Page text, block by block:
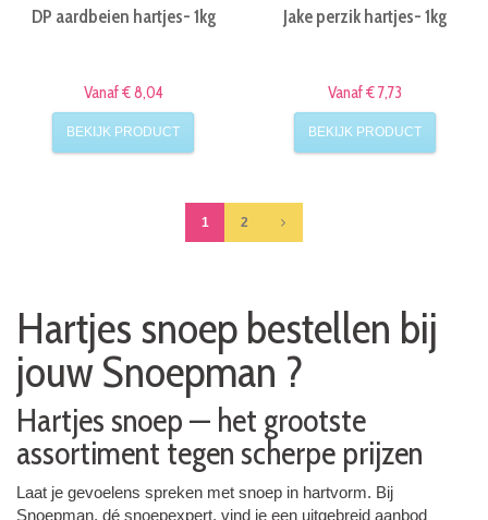
DP aardbeien hartjes- 1kg
Vanaf € 8,04
BEKIJK PRODUCT
Jake perzik hartjes- 1kg
Vanaf € 7,73
BEKIJK PRODUCT
1 2
Hartjes snoep bestellen bij
jouw Snoepman ?
Hartjes­ snoep — het grootste
assortiment tegen scherpe prijzen
Laat je gevoelens spreken met snoep in hartvorm. Bij
Snoepman, dé snoepexpert, vind je een uitgebreid aanbod